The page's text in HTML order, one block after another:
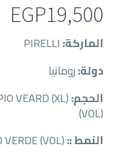
EGP19,500
الماركة:
دولة:رومانيا
الحجم:VEARD (XL)
(VOL)
النمط ::